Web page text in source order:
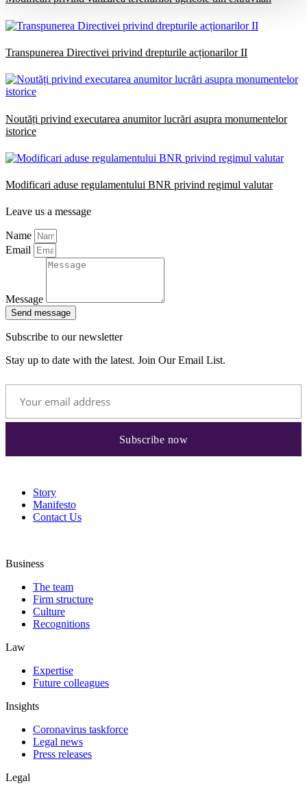
Transpunerea Directivei privind drepturile acționarilor II
Noutăți privind executarea anumitor lucrări asupra monumentelor
istorice
Modificari aduse regulamentului BNR privind regimul valutar
Leave us a message
Name
Email
Message
Send message
Subscribe to our newsletter
Stay up to date with the latest. Join Our Email List.
Story
Manifesto
Contact Us
Business
The team
Firm structure
Culture
Recognitions
Law
Expertise
Future colleagues
Insights
Coronavirus taskforce
Legal news
Press releases
Legal